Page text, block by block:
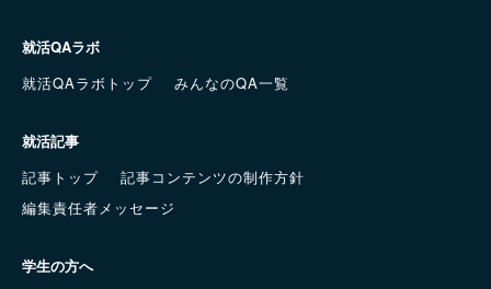
就活QAラボ
就活QAラボトップ
みんなのQA一覧
就活記事
記事トップ
記事コンテンツの制作方針
編集責任者メッセージ
学生の方へ